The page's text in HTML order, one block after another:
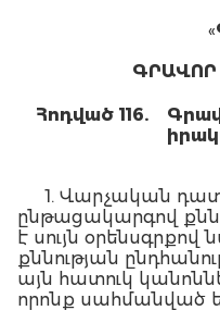
«
Հոդված 116.
1. Վարչական
ընթացակարգով
է սույն
քննության
այն հատուկ
որոնք սահմանված են